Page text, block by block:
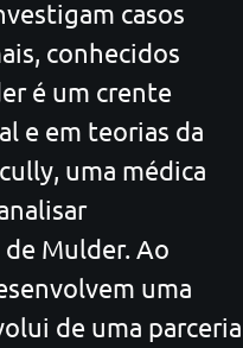
casos
conhecidos
é um crente
e em teorias da
uma médica
Mulder. Ao
uma
de uma parceria